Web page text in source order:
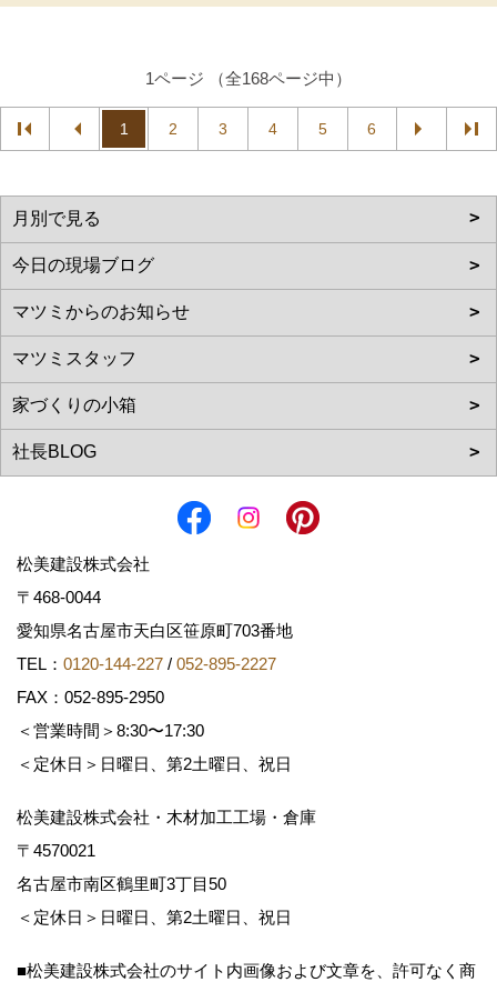
1ページ （全168ページ中）
1 2 3 4 5 6
松美建設株式会社
〒468-0044
愛知県名古屋市天白区笹原町703番地
TEL： 0120-144-227 / 052-895-2227
FAX：052-895-2950
＜営業時間＞8:30〜17:30
＜定休日＞日曜日、第2土曜日、祝日
松美建設株式会社・木材加工工場・倉庫
〒4570021
名古屋市南区鶴里町3丁目50
＜定休日＞日曜日、第2土曜日、祝日
■松美建設株式会社のサイト内画像および文章を、許可なく商